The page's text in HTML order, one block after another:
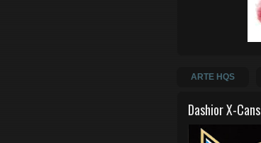
ARTE HQS
Dashior X-Cans